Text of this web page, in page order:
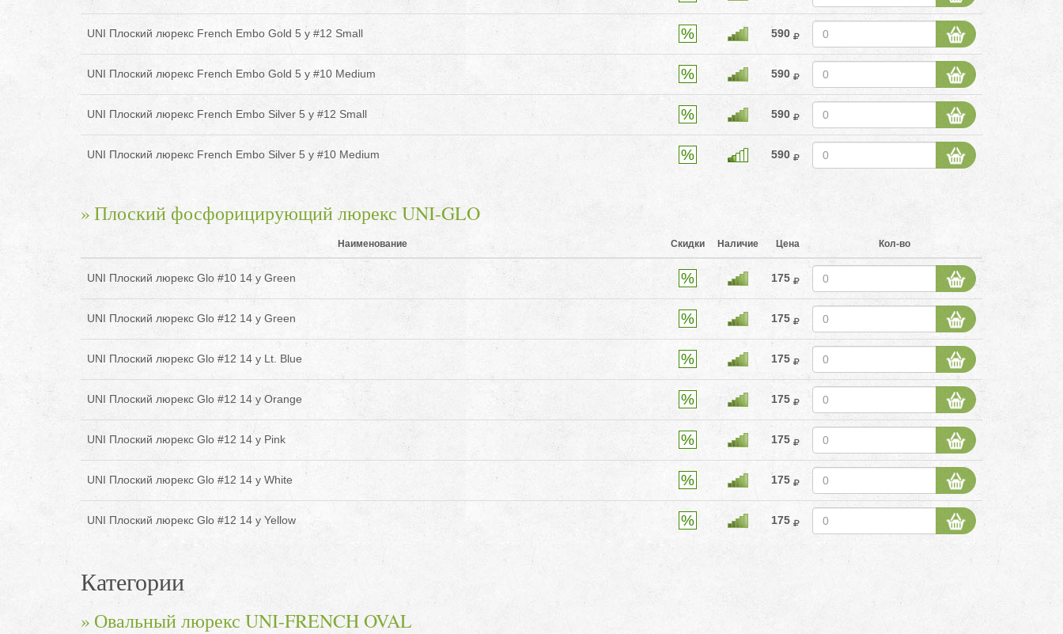
UNI Плоский люрекс French Embo Gold 5 y #12 Small 590
UNI Плоский люрекс French Embo Gold 5 y #10 Medium 590
UNI Плоский люрекс French Embo Silver 5 y #12 Small 590
UNI Плоский люрекс French Embo Silver 5 y #10 Medium 590
Плоский фосфорицирующий люрекс UNI-GLO
Наименование Скидки Наличие Цена Кол-во
UNI Плоский люрекс Glo #10 14 y Green 175
UNI Плоский люрекс Glo #12 14 y Green 175
UNI Плоский люрекс Glo #12 14 y Lt. Blue 175
UNI Плоский люрекс Glo #12 14 y Orange 175
UNI Плоский люрекс Glo #12 14 y Pink 175
UNI Плоский люрекс Glo #12 14 y White 175
UNI Плоский люрекс Glo #12 14 y Yellow 175
Категории
Овальный люрекс UNI-FRENCH OVAL